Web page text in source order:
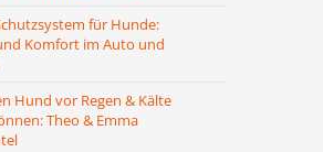
für Hunde:
Komfort im Auto und
Hund vor Regen & Kälte
Theo & Emma